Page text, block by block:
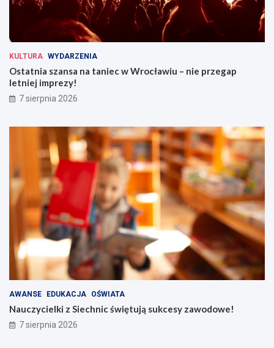
KULTURA WYDARZENIA
Ostatnia szansa na taniec w Wrocławiu – nie przegap
letniej imprezy!
7 sierpnia 2026
AWANSE EDUKACJA OŚWIATA
Nauczycielki z Siechnic świętują sukcesy zawodowe!
7 sierpnia 2026